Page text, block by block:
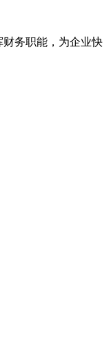
务职能，为企业快